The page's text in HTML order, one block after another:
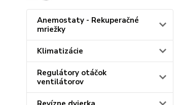
Anemostaty - Rekuperačné
mriežky
Klimatizácie
Regulátory otáčok
ventilátorov